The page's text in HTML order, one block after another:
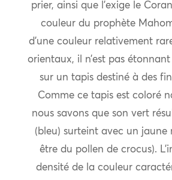
prier, ainsi que l’exige le
couleur du prophète
d’une couleur relativement
orientaux, il n’est pas
sur un tapis destiné à des
Comme ce tapis est coloré
nous savons que son vert
(bleu) surteint avec un jaune
être du pollen de crocus).
densité de la couleur